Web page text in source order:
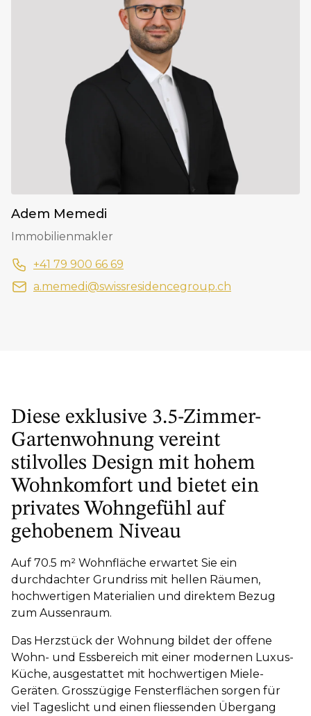
Adem Memedi
Immobilienmakler
+41 79 900 66 69
a.memedi@swissresidencegroup.ch
Diese exklusive 3.5-Zimmer-
Gartenwohnung vereint
stilvolles Design mit hohem
Wohnkomfort und bietet ein
privates Wohngefühl auf
gehobenem Niveau
Auf 70.5 m² Wohnfläche erwartet Sie ein
durchdachter Grundriss mit hellen Räumen,
hochwertigen Materialien und direktem Bezug
zum Aussenraum.
Das Herzstück der Wohnung bildet der offene
Wohn- und Essbereich mit einer modernen Luxus-
Küche, ausgestattet mit hochwertigen Miele-
Geräten. Grosszügige Fensterflächen sorgen für
viel Tageslicht und einen fliessenden Übergang